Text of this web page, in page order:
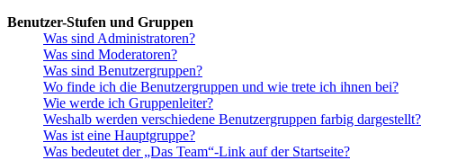
Benutzer-Stufen und Gruppen
Was sind Administratoren?
Was sind Moderatoren?
Was sind Benutzergruppen?
Wo finde ich die Benutzergruppen und wie trete ich ihnen bei?
Wie werde ich Gruppenleiter?
Weshalb werden verschiedene Benutzergruppen farbig dargestellt?
Was ist eine Hauptgruppe?
Was bedeutet der „Das Team“-Link auf der Startseite?